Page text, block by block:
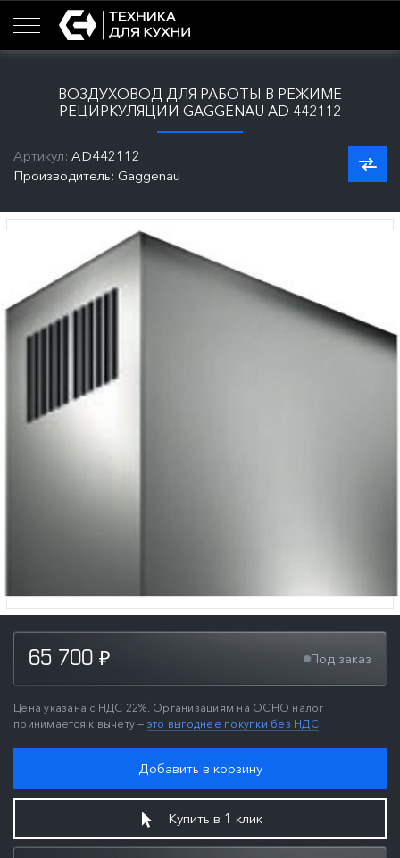
ВОЗДУХОВОД ДЛЯ РАБОТЫ В РЕЖИМЕ
РЕЦИРКУЛЯЦИИ GAGGENAU AD 442112
Артикул: AD442112
Производитель: Gaggenau
65 700 ₽ Под заказ
Цена указана с НДС 22%. Организациям на ОСНО налог
принимается к вычету — это выгоднее покупки без НДС
Добавить в корзину
Купить в 1 клик